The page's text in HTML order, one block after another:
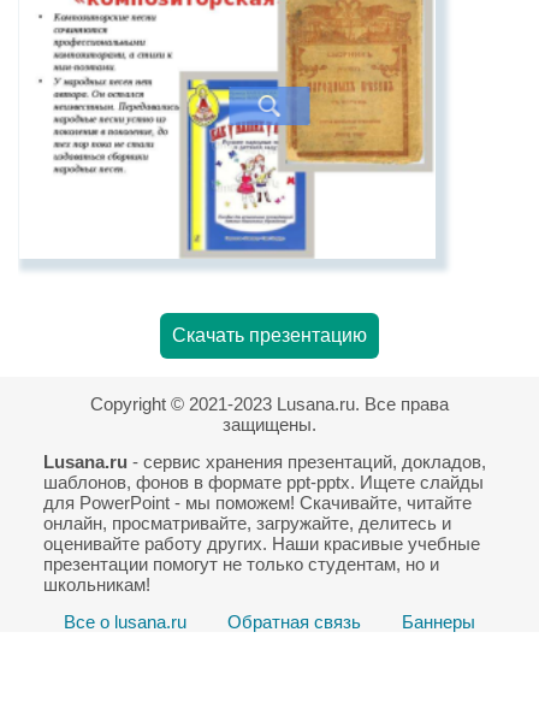
Скачать презентацию
Copyright © 2021-2023 Lusana.ru. Все права
защищены.
Lusana.ru - сервис хранения презентаций, докладов,
шаблонов, фонов в формате ppt-pptx. Ищете слайды
для PowerPoint - мы поможем! Скачивайте, читайте
онлайн, просматривайте, загружайте, делитесь и
оценивайте работу других. Наши красивые учебные
презентации помогут не только студентам, но и
школьникам!
Все о lusana.ru
Обратная связь Баннеры